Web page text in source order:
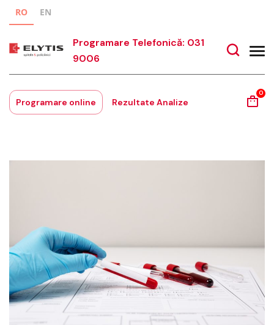
RO EN
Programare Telefonică: 031
9006
Programare online Rezultate Analize
0